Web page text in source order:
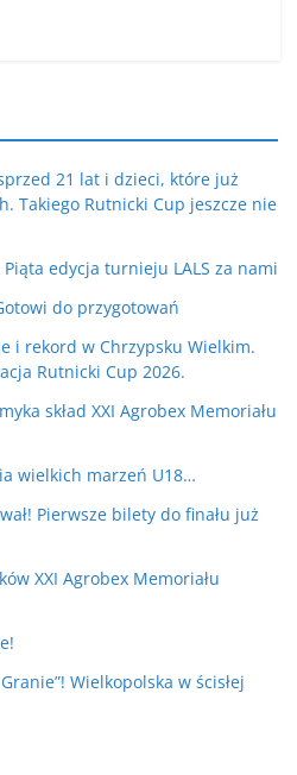
21 lat i dzieci, które już
Takiego Rutnicki Cup jeszcze nie
edycja turnieju LALS za nami
do przygotowań
i rekord w Chrzypsku Wielkim.
Rutnicki Cup 2026.
skład XXI Agrobex Memoriału
wielkich marzeń U18…
Pierwsze bilety do finału już
XXI Agrobex Memoriału
Wielkopolska w ścisłej